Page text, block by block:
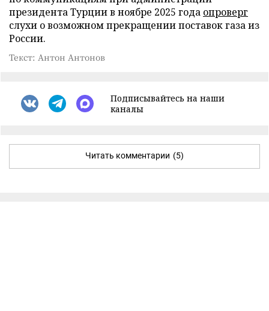
президента Турции в ноябре 2025 года опроверг
слухи о возможном прекращении поставок газа из
России.
Текст: Антон Антонов
Подписывайтесь на наши
каналы
Читать комментарии (5)